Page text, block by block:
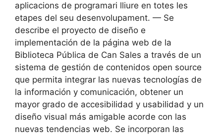
aplicacions de programari lliure en totes les
etapes del seu desenvolupament. — Se
describe el proyecto de diseño e
implementación de la página web de la
Biblioteca Pública de Can Sales a través de un
sistema de gestión de contenidos open source
que permita integrar las nuevas tecnologías de
la información y comunicación, obtener un
mayor grado de accesibilidad y usabilidad y un
diseño visual más amigable acorde con las
nuevas tendencias web. Se incorporan las